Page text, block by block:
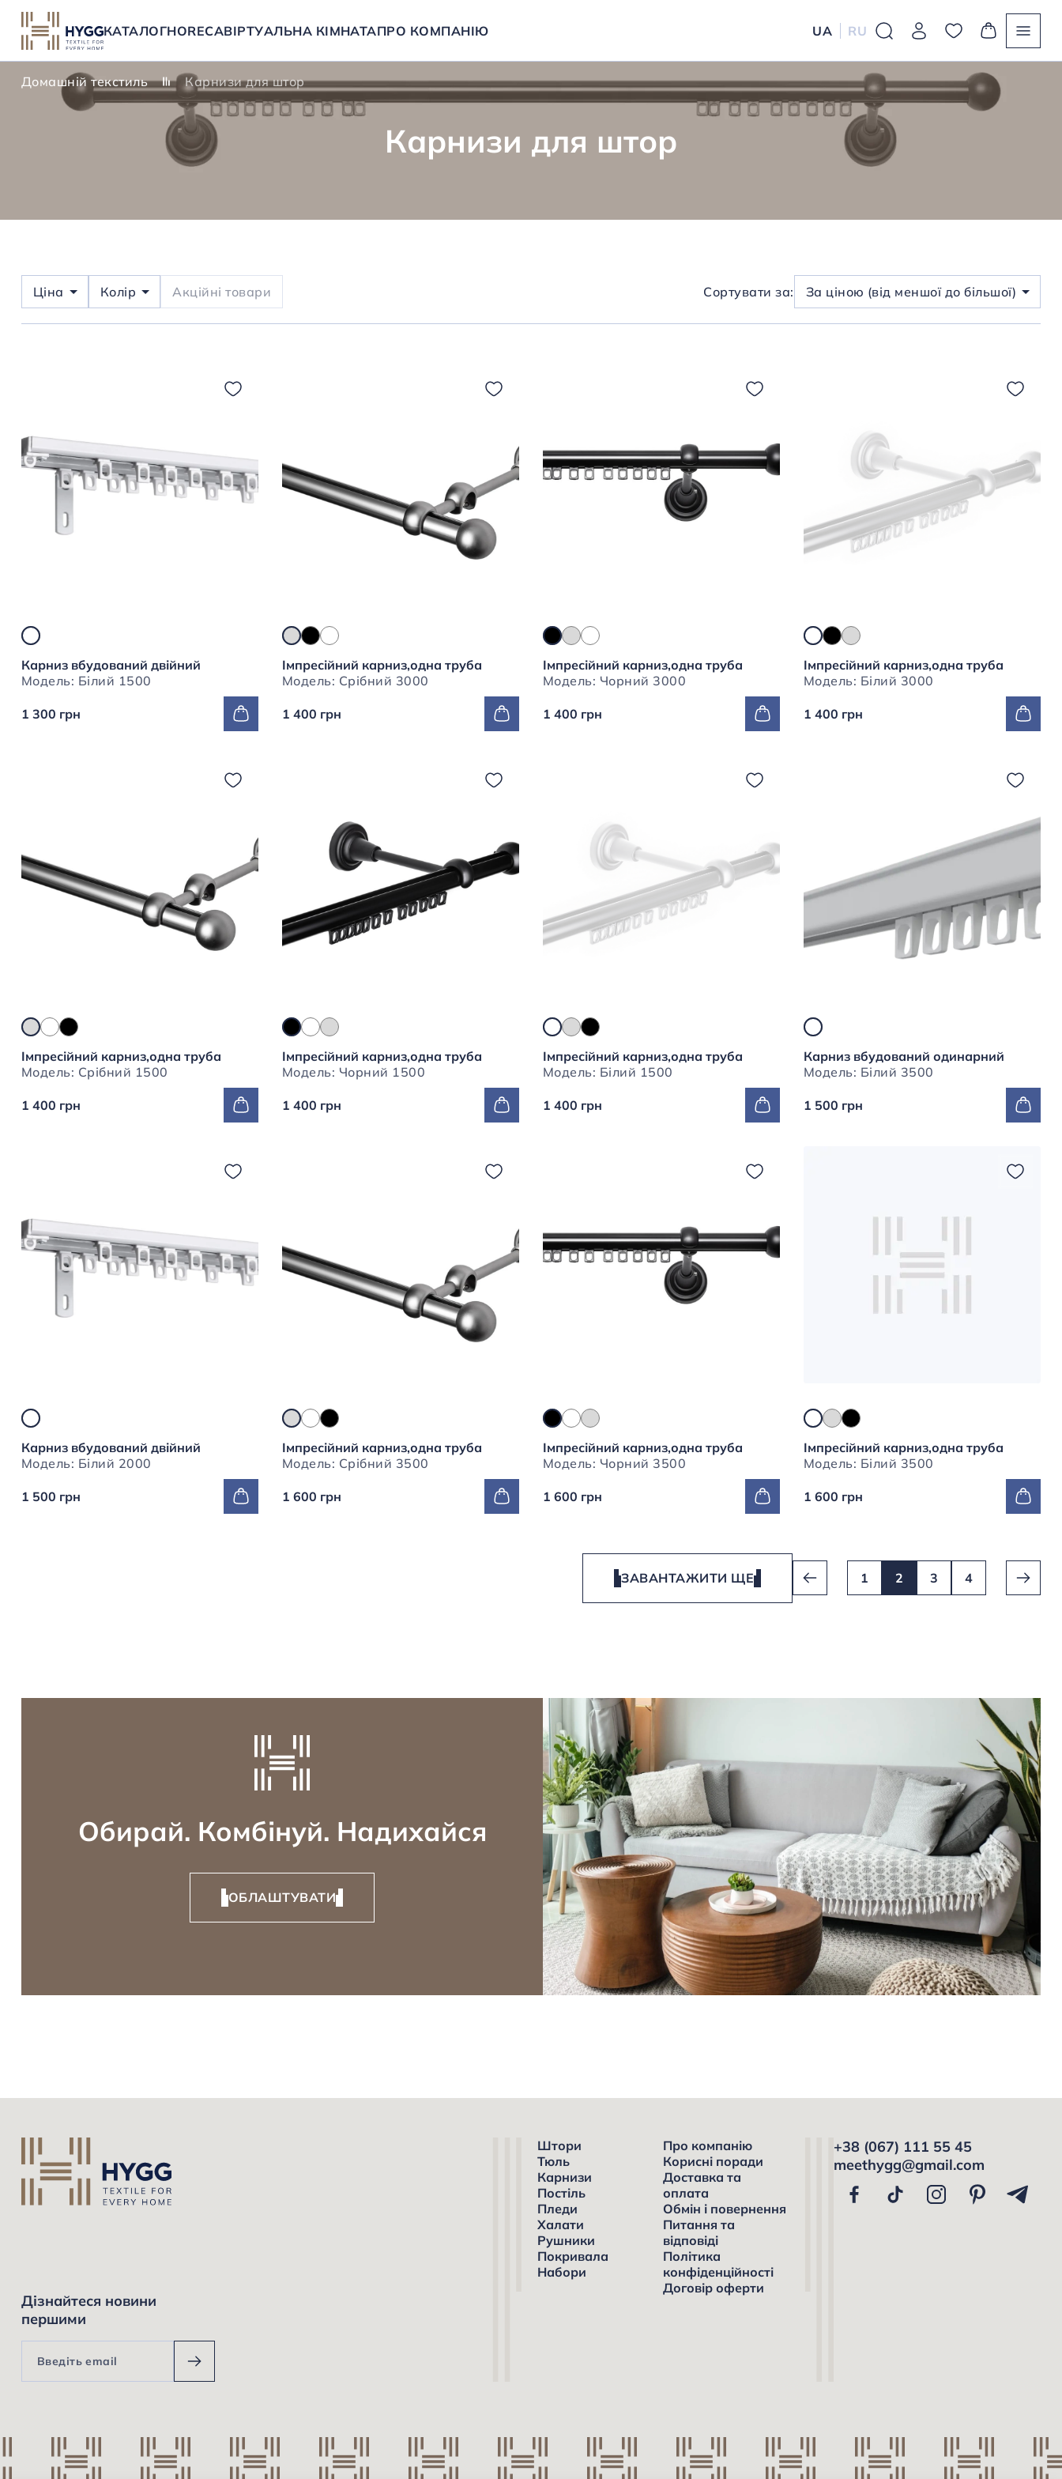
КАТАЛОГHORECAВІРТУАЛЬНА КІМНАТАПРО КОМПАНІЮ UA RU
Домашній текстиль Карнизи для штор
Карнизи для штор
Ціна Колір Aкційні товари Сортувати за: За ціною (від меншої до більшої)
Карниз вбудований двійний
Модель: Білий 1500
1 300 грн
Імпресійний карниз,одна труба
Модель: Срібний 3000
1 400 грн
Імпресійний карниз,одна труба
Модель: Чорний 3000
1 400 грн
Імпресійний карниз,одна труба
Модель: Білий 3000
1 400 грн
Імпресійний карниз,одна труба
Модель: Срібний 1500
1 400 грн
Імпресійний карниз,одна труба
Модель: Чорний 1500
1 400 грн
Імпресійний карниз,одна труба
Модель: Білий 1500
1 400 грн
Карниз вбудований одинарний
Модель: Білий 3500
1 500 грн
Карниз вбудований двійний
Модель: Білий 2000
1 500 грн
Імпресійний карниз,одна труба
Модель: Срібний 3500
1 600 грн
Імпресійний карниз,одна труба
Модель: Чорний 3500
1 600 грн
Імпресійний карниз,одна труба
Модель: Білий 3500
1 600 грн
ЗАВАНТАЖИТИ ЩЕ 1 2 3 4
Обирай. Комбінуй. Надихайся
ОБЛАШТУВАТИ
Дізнайтеся новини
першими
Штори
Тюль
Карнизи
Постіль
Пледи
Халати
Рушники
Покривала
Набори
Про компанію
Корисні поради
Доставка та
оплата
Обмін і повернення
Питання та
відповіді
Політика
конфіденційності
Договір оферти
+38 (067) 111 55 45
meethygg@gmail.com